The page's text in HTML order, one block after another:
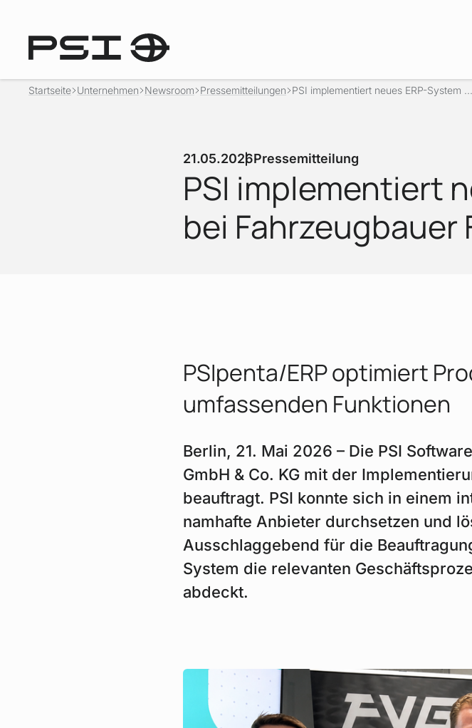
Startseite Unternehmen Newsroom Pressemitteilungen PSI implementiert neues ERP-System ...
21.05.2026Pressemitteilung
PSI implementiert
bei Fahrzeugbauer
PSIpenta/ERP optimiert
umfassenden Funktionen
Berlin, 21. Mai 2026 – Die PSI
GmbH & Co. KG mit der
beauftragt. PSI konnte sich in einem
namhafte Anbieter durchsetzen und
Ausschlaggebend für die
System die relevanten
abdeckt.